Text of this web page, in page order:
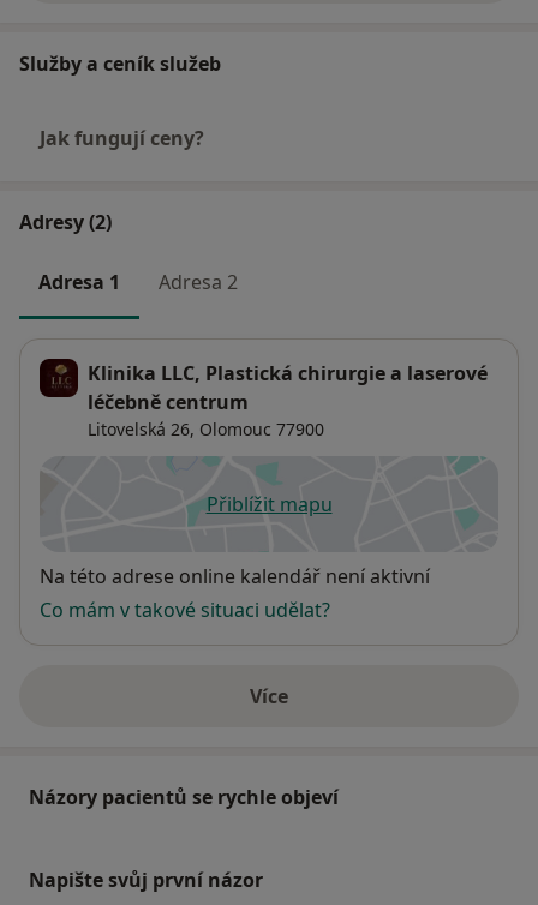
Služby a ceník služeb
Jak fungují ceny?
Adresy (2)
Adresa 1 Adresa 2
Klinika LLC, Plastická chirurgie a laserové
léčebně centrum
Litovelská 26, Olomouc 77900
Přiblížit mapuse otevře v nové záložce
Dostupnost
Na této adrese online kalendář není aktivní
Co mám v takové situaci udělat?
Víceo adrese
Názory pacientů se rychle objeví
Napište svůj první názor